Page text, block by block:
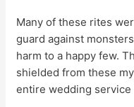
Many of these rites
guard against
harm to a happy few.
shielded from these
entire wedding